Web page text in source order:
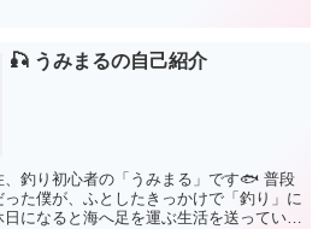
🎣 うみまるの自己紹介
釣り初心者の「うみまる」です🐟 普段
た僕が、ふとしたきっかけで「釣り」に
になると海へ足を運ぶ生活を送っていま